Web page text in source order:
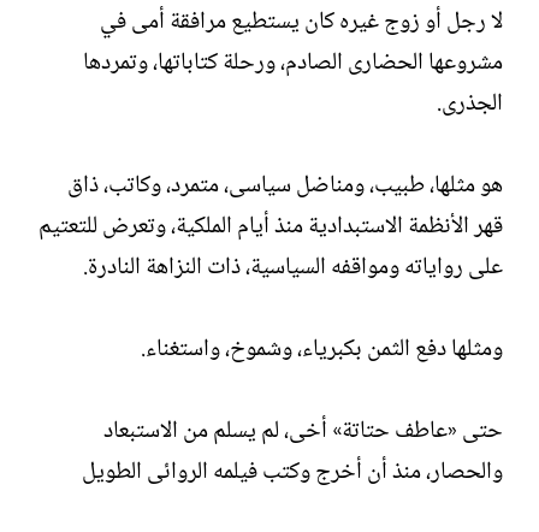
لا رجل أو زوج غيره كان يستطيع مرافقة أمى في
مشروعها الحضارى الصادم، ورحلة كتاباتها، وتمردها
الجذرى.
هو مثلها، طبيب، ومناضل سياسى، متمرد، وكاتب، ذاق
قهر الأنظمة الاستبدادية منذ أيام الملكية، وتعرض للتعتيم
على رواياته ومواقفه السياسية، ذات النزاهة النادرة.
ومثلها دفع الثمن بكبرياء، وشموخ، واستغناء.
حتى «عاطف حتاتة» أخى، لم يسلم من الاستبعاد
والحصار، منذ أن أخرج وكتب فيلمه الروائى الطويل